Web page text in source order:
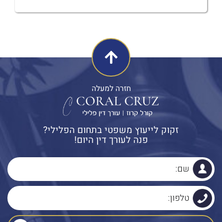
חזרה למעלה
זקוק לייעוץ משפטי בתחום הפלילי?
פנה לעורך דין היום!